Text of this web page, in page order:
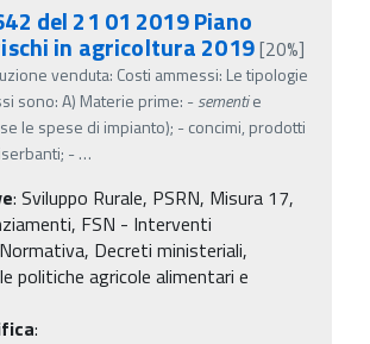
del 21 01 2019 Piano
in agricoltura 2019[20%]
venduta: Costi ammessi: Le tipologie
sono: A) Materie prime: -sementie
le spese di impianto); - concimi, prodotti
-…
: Sviluppo Rurale, PSRN, Misura 17,
FSN - Interventi
Decreti ministeriali,
politiche agricole alimentari e
: